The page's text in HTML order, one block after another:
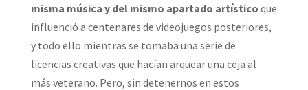
misma música y del mismo apartado artístico que
influenció a centenares de videojuegos posteriores,
y todo ello mientras se tomaba una serie de
licencias creativas que hacían arquear una ceja al
más veterano. Pero, sin detenernos en estos